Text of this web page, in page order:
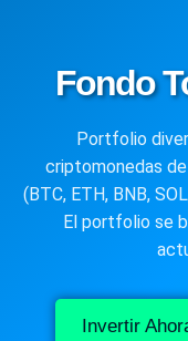
Fondo
Portfolio
criptomonedas
(BTC, ETH, BNB,
El portfolio se
Invertir